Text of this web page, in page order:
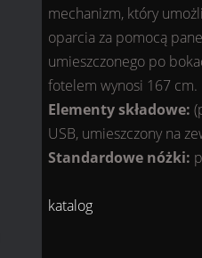
mechanizm, który
oparcia za pomocą
umieszczonego po
fotelem wynosi 167 cm.
Elementy składowe:
USB, umieszczony na
Standardowe nóżki:
katalog